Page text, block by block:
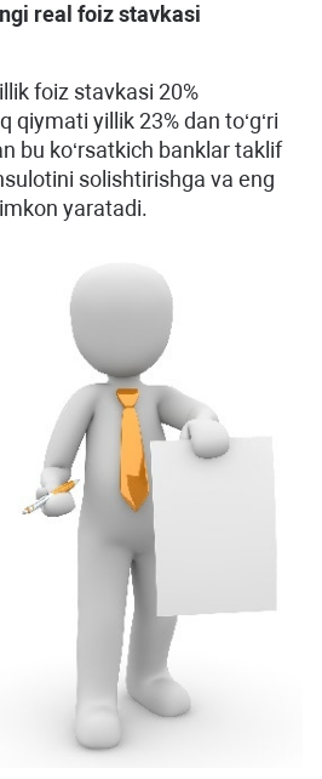
real foiz stavkasi
foiz stavkasi 20%
qiymati yillik 23% dan to‘g‘ri
bu ko‘rsatkich banklar taklif
solishtirishga va eng
yaratadi.